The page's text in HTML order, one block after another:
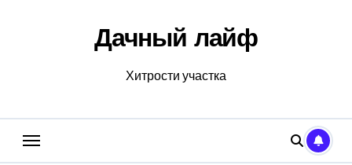
Дачный лайф
Хитрости участка